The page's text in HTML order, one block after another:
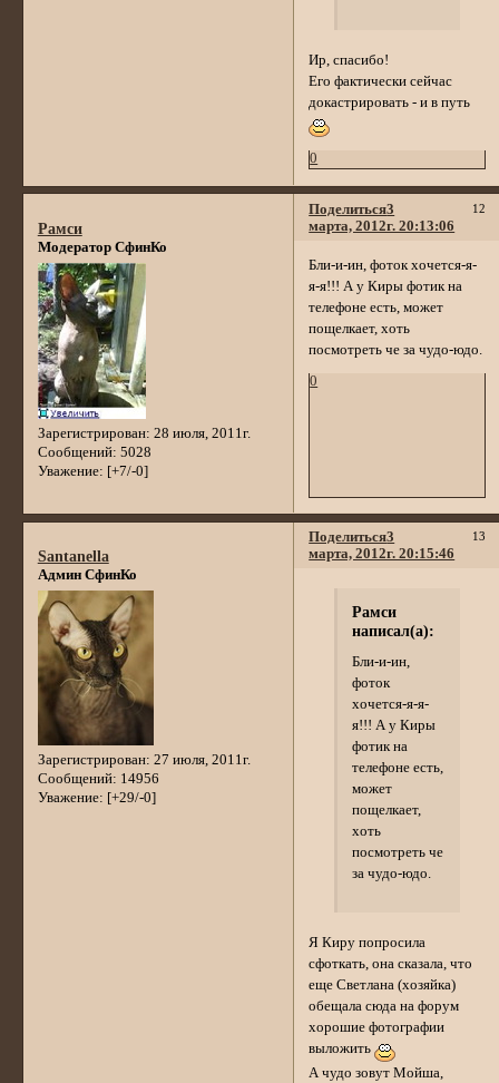
Ир, спасибо!
Его фактически сейчас
докастрировать - и в путь
0
Поделиться 12
3
марта, 2012г. 20:13:06
Рамси
Модератор СфинКо
Зарегистрирован: 28 июля, 2011г.
Сообщений: 5028
Уважение: [+7/-0]
Бли-и-ин, фоток хочется-я-
я-я!!! А у Киры фотик на
телефоне есть, может
пощелкает, хоть
посмотреть че за чудо-юдо.
0
Поделиться 13
3
марта, 2012г. 20:15:46
Santanella
Админ СфинКо
Зарегистрирован: 27 июля, 2011г.
Сообщений: 14956
Уважение: [+29/-0]
Рамси
написал(а):
Бли-и-ин,
фоток
хочется-я-я-
я!!! А у Киры
фотик на
телефоне есть,
может
пощелкает,
хоть
посмотреть че
за чудо-юдо.
Я Киру попросила
сфоткать, она сказала, что
еще Светлана (хозяйка)
обещала сюда на форум
хорошие фотографии
выложить
А чудо зовут Мойша,